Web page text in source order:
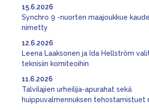
Synchro 9 -nuorten maajoukkue
nimetty
15.6.2026
Leena Laaksonen ja Ida Hellström
teknisiin komiteoihin
12.6.2026
Talvilajien urheilija-apurahat sekä
huippuvalmennuksen tehostamistuet
11.6.2026